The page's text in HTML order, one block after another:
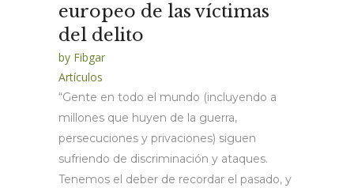
europeo de las víctimas
del delito
by Fibgar
Artículos
“Gente en todo el mundo (incluyendo a
millones que huyen de la guerra,
persecuciones y privaciones) siguen
sufriendo de discriminación y ataques.
Tenemos el deber de recordar el pasado, y